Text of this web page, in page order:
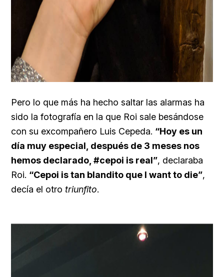
Pero lo que más ha hecho saltar las alarmas ha
sido la fotografía en la que Roi sale besándose
con su excompañero Luis Cepeda. “Hoy es un
día muy especial, después de 3 meses nos
hemos declarado, #cepoi is real”, declaraba
Roi. “Cepoi is tan blandito que I want to die”,
decía el otro triunfito.